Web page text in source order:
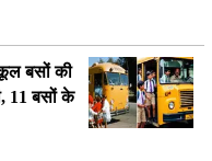
बसों की
11 बसों के